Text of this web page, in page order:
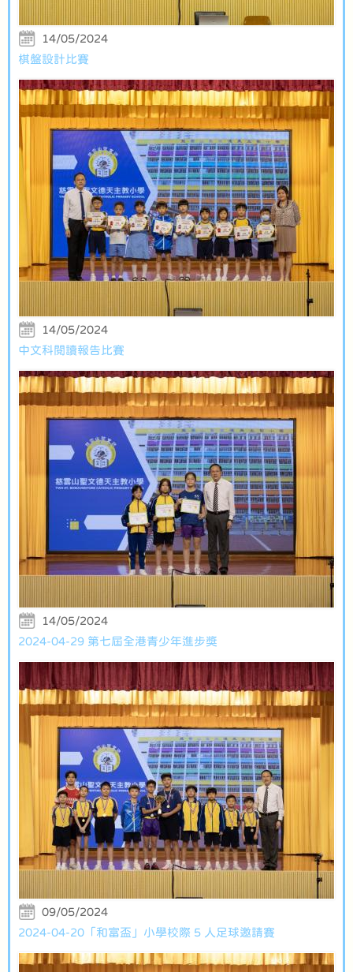
14/05/2024
棋盤設計比賽
14/05/2024
中文科閱讀報告比賽
14/05/2024
2024-04-29 第七屆全港青少年進步獎
09/05/2024
2024-04-20「和富盃」小學校際 5 人足球邀請賽